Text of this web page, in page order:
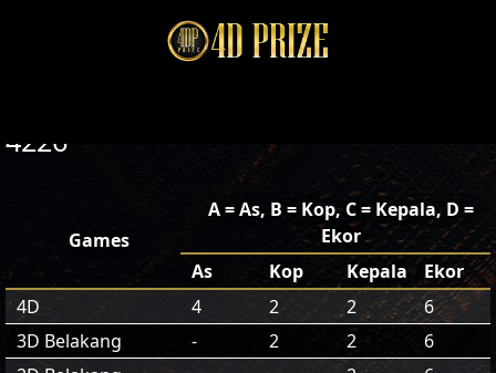
4226
Games
A = As, B = Kop, C = Kepala, D =
Ekor
As
Kop Kepala
Ekor
4D
4 2 2
6
3D Belakang
- 2 2
6